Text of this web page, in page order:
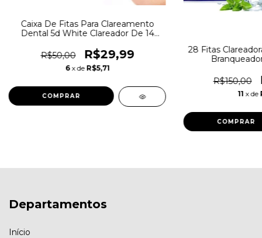
Caixa De Fitas Para Clareamento
Dental 5d White Clareador De 14
R$50,00
R$29,99
6 x de R$5,71
28 Fitas
R$150,00
11 x de
Departamentos
Início